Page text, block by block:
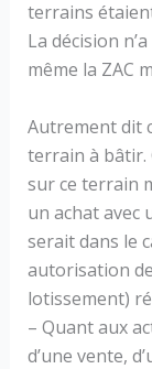
terrains
La décision
même la ZAC
Autrement dit
terrain à bâtir.
sur ce terrain
un achat avec
serait dans le
autorisation
lotissement)
– Quant aux
d’une vente,